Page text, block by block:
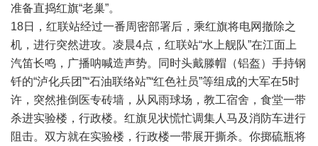
准备直捣红旗“老巢”。
18日，红联站经过一番周密部署后，乘红旗将电网撤除之
机，进行突然进攻。凌晨4点，红联站“水上舰队”在江面上
汽笛长鸣，广播呐喊造声势。同时头戴滕帽（铝盔）手持钢
钎的“泸化兵团”“石油联络站”“红色社员”等组成的大军在5时
许，突然推倒医专砖墙，从风雨球场，教工宿舍，食堂一带
杀进实验楼，行政楼。红旗见状慌忙调集人马及消防车进行
阻击。双方就在实验楼，行政楼一带展开撕杀。你掷硫瓶将